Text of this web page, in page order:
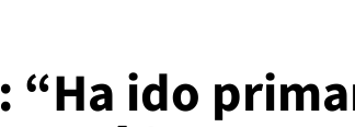
“Ha ido